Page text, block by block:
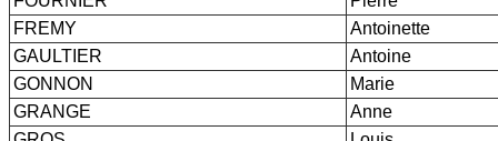
FREMY
Antoinette
GAULTIER
Antoine
GONNON
Marie
GRANGE
Anne